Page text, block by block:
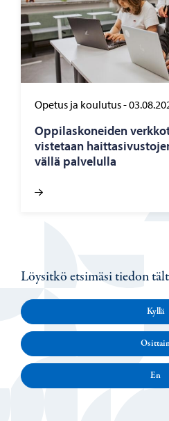
Opetus ja koulutus-
Op­pi­las­ko­nei­den
vis­te­taan
väl­lä pal­ve­lul­la
Löysitkö etsimäsi tiedon
Kyllä
En